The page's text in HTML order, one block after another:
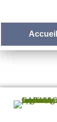
Accueil